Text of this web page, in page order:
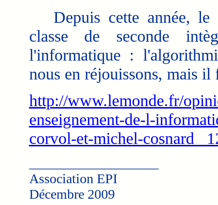
Depuis cette année, le
classe de seconde
l'informatique :
nous en réjouissons, mais
http://www.lemonde.fr/
enseignement-de-l-
corvol-et-michel-cosnard
Association EPI
Décembre 2009